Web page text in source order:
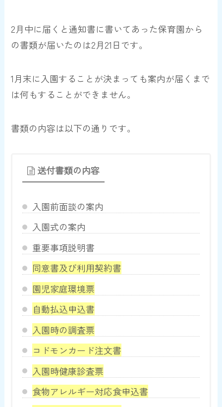
2月中に届くと通知書に書いてあった保育園から
の書類が届いたのは2月21日です。
1月末に入園することが決まっても案内が届くまで
は何もすることができません。
書類の内容は以下の通りです。
送付書類の内容
入園前面談の案内
入園式の案内
重要事項説明書
同意書及び利用契約書
園児家庭環境票
自動払込申込書
入園時の調査票
コドモンカード注文書
入園時健康診査票
食物アレルギー対応食申込書